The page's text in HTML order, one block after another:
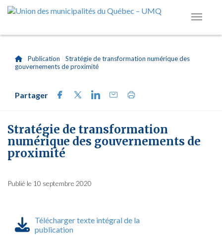
Publication
Stratégie de transformation numérique des
gouvernements de proximité
Partager
Stratégie de transformation
numérique des gouvernements de
proximité
Publié le 10 septembre 2020
Télécharger texte intégral de la
publication